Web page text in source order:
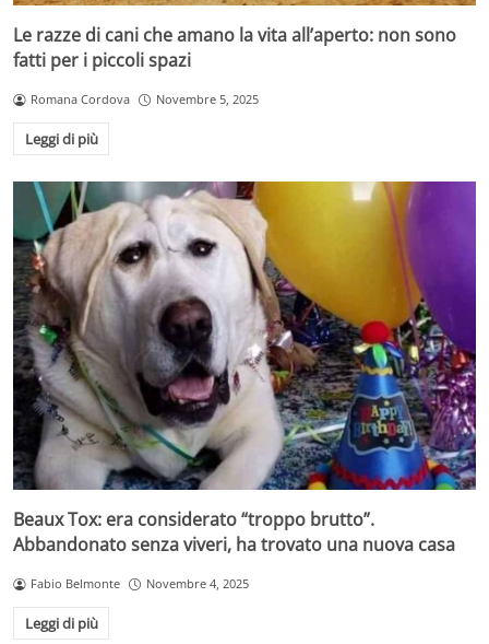
Le razze di cani che amano la vita all’aperto: non sono
fatti per i piccoli spazi
Romana Cordova Novembre 5, 2025
Leggi di più
Beaux Tox: era considerato “troppo brutto”.
Abbandonato senza viveri, ha trovato una nuova casa
Fabio Belmonte Novembre 4, 2025
Leggi di più